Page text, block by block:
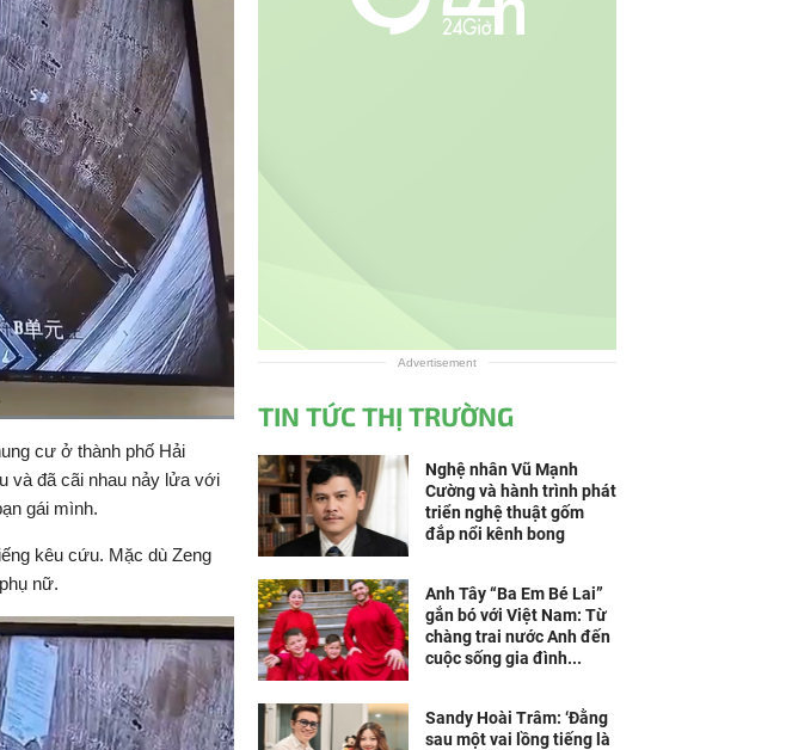
màn
hình
Bật
âm
thanh
Backward
cư ở thành phố Hải
và đã cãi nhau nảy lửa với
gái mình.
kêu cứu. Mặc dù Zeng
nữ.
Advertisement
TIN TỨC THỊ TRƯỜNG
Nghệ nhân Vũ Mạnh
Cường và hành trình phát
triển nghệ thuật gốm
đắp nổi kênh bong
Anh Tây “Ba Em Bé Lai”
gắn bó với Việt Nam: Từ
chàng trai nước Anh đến
cuộc sống gia đình...
Sandy Hoài Trâm: ‘Đằng
sau một vai lồng tiếng là